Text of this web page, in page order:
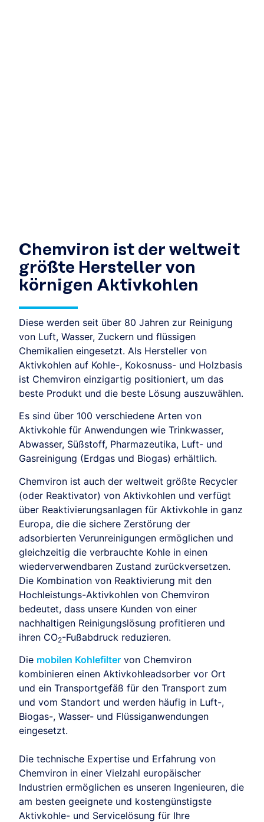
Chemviron ist der weltweit
größte Hersteller von
körnigen Aktivkohlen
Diese werden seit über 80 Jahren zur Reinigung
von Luft, Wasser, Zuckern und flüssigen
Chemikalien eingesetzt. Als Hersteller von
Aktivkohlen auf Kohle-, Kokosnuss- und Holzbasis
ist Chemviron einzigartig positioniert, um das
beste Produkt und die beste Lösung auszuwählen.
Es sind über 100 verschiedene Arten von
Aktivkohle für Anwendungen wie Trinkwasser,
Abwasser, Süßstoff, Pharmazeutika, Luft- und
Gasreinigung (Erdgas und Biogas) erhältlich.
Chemviron ist auch der weltweit größte Recycler
(oder Reaktivator) von Aktivkohlen und verfügt
über Reaktivierungsanlagen für Aktivkohle in ganz
Europa, die die sichere Zerstörung der
adsorbierten Verunreinigungen ermöglichen und
gleichzeitig die verbrauchte Kohle in einen
wiederverwendbaren Zustand zurückversetzen.
Die Kombination von Reaktivierung mit den
Hochleistungs-Aktivkohlen von Chemviron
bedeutet, dass unsere Kunden von einer
nachhaltigen Reinigungslösung profitieren und
ihren CO2-Fußabdruck reduzieren.
Die mobilen Kohlefilter von Chemviron
kombinieren einen Aktivkohleadsorber vor Ort
und ein Transportgefäß für den Transport zum
und vom Standort und werden häufig in Luft-,
Biogas-, Wasser- und Flüssiganwendungen
eingesetzt.
Die technische Expertise und Erfahrung von
Chemviron in einer Vielzahl europäischer
Industrien ermöglichen es unseren Ingenieuren, die
am besten geeignete und kostengünstigste
Aktivkohle- und Servicelösung für Ihre